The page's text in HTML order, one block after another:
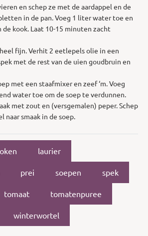
en schep ze met de aardappel en de
in de pan. Voeg 1 liter water toe en
de kook. Laat 10-15 minuten zacht
fijn. Verhit 2 eetlepels olie in een
met de rest van de uien goudbruin en
met een staafmixer en zeef ‘m. Voeg
water toe om de soep te verdunnen.
met zout en (versgemalen) peper. Schep
naar smaak in de soep.
laurier
prei soepen spek
tomaat tomatenpuree
winterwortel